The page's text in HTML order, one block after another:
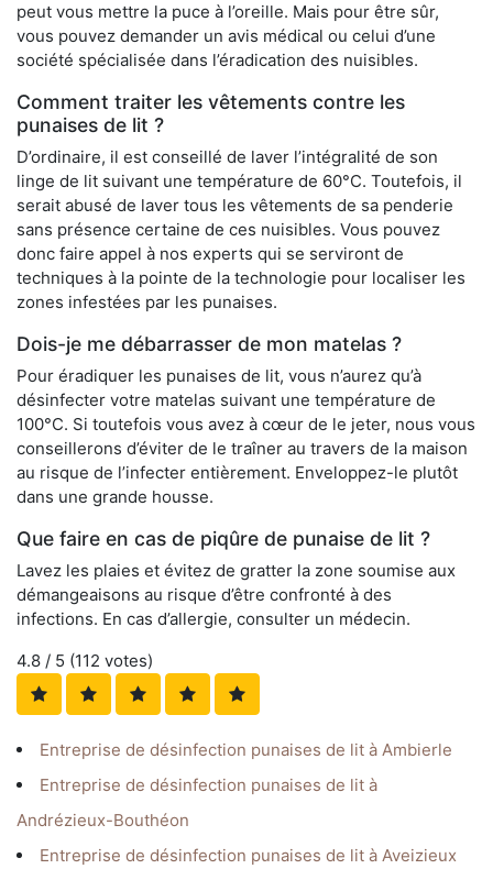
peut vous mettre la puce à l’oreille. Mais pour être sûr,
vous pouvez demander un avis médical ou celui d’une
société spécialisée dans l’éradication des nuisibles.
Comment traiter les vêtements contre les
punaises de lit ?
D’ordinaire, il est conseillé de laver l’intégralité de son
linge de lit suivant une température de 60°C. Toutefois, il
serait abusé de laver tous les vêtements de sa penderie
sans présence certaine de ces nuisibles. Vous pouvez
donc faire appel à nos experts qui se serviront de
techniques à la pointe de la technologie pour localiser les
zones infestées par les punaises.
Dois-je me débarrasser de mon matelas ?
Pour éradiquer les punaises de lit, vous n’aurez qu’à
désinfecter votre matelas suivant une température de
100°C. Si toutefois vous avez à cœur de le jeter, nous vous
conseillerons d’éviter de le traîner au travers de la maison
au risque de l’infecter entièrement. Enveloppez-le plutôt
dans une grande housse.
Que faire en cas de piqûre de punaise de lit ?
Lavez les plaies et évitez de gratter la zone soumise aux
démangeaisons au risque d’être confronté à des
infections. En cas d’allergie, consulter un médecin.
4.8 / 5 (112 votes)
Entreprise de désinfection punaises de lit à Ambierle
Entreprise de désinfection punaises de lit à
Andrézieux-Bouthéon
Entreprise de désinfection punaises de lit à Aveizieux